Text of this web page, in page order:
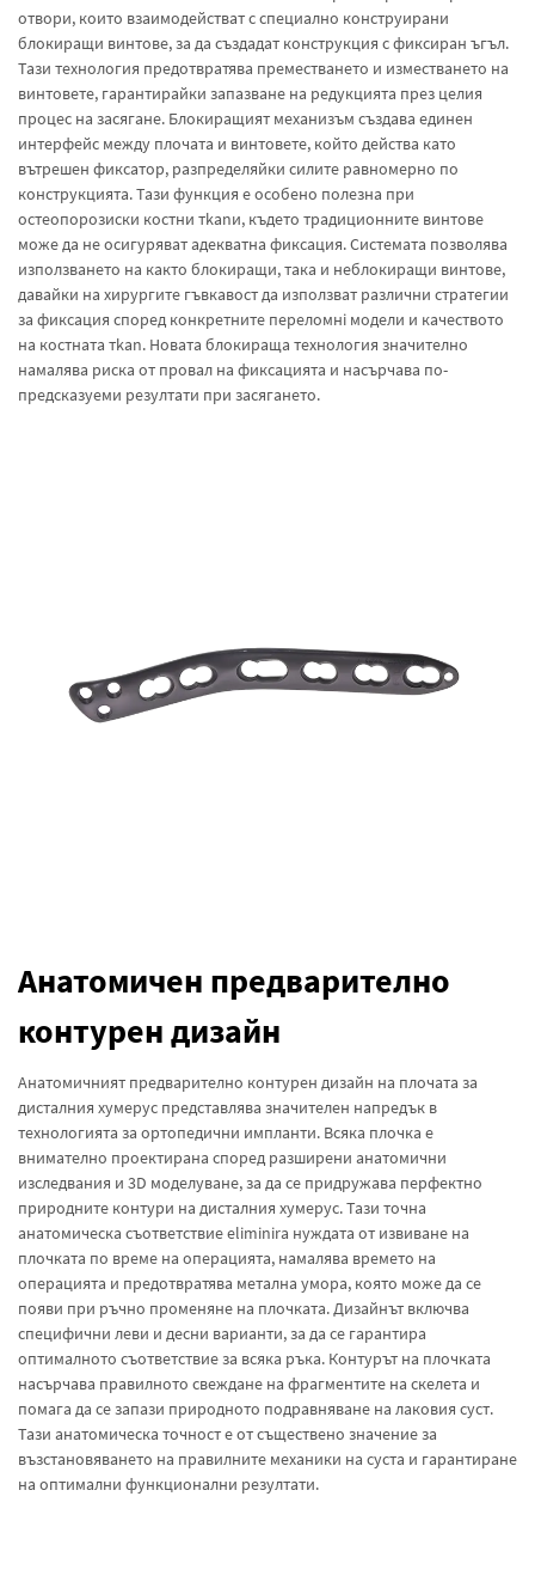
отвори, които взаимодействат с специално конструирани
блокиращи винтове, за да създадат конструкция с фиксиран ъгъл.
Тази технология предотвратява преместването и изместването на
винтовете, гарантирайки запазване на редукцията през целия
процес на засягане. Блокиращият механизъм създава единен
интерфейс между плочата и винтовете, който действа като
вътрешен фиксатор, разпределяйки силите равномерно по
конструкцията. Тази функция е особено полезна при
остеопорозиски костни тkanи, където традиционните винтове
може да не осигуряват адекватна фиксация. Системата позволява
използването на както блокиращи, така и неблокиращи винтове,
давайки на хирургите гъвкавост да използват различни стратегии
за фиксация според конкретните переломнi модели и качеството
на костната тkan. Новата блокираща технология значително
намалява риска от провал на фиксацията и насърчава по-
предсказуеми резултати при засягането.
Анатомичен предварително
контурен дизайн
Анатомичният предварително контурен дизайн на плочата за
дисталния хумерус представлява значителен напредък в
технологията за ортопедични импланти. Всяка плочка е
внимателно проектирана според разширени анатомични
изследвания и 3D моделуване, за да се придружава перфектно
природните контури на дисталния хумерус. Тази точна
анатомическа съответствие eliminira нуждата от извиване на
плочката по време на операцията, намалява времето на
операцията и предотвратява метална умора, която може да се
появи при ръчно променяне на плочката. Дизайнът включва
специфични леви и десни варианти, за да се гарантира
оптималното съответствие за всяка ръка. Контурът на плочката
насърчава правилното свеждане на фрагментите на скелета и
помага да се запази природното подравняване на лаковия суст.
Тази анатомическа точност е от съществено значение за
възстановяването на правилните механики на суста и гарантиране
на оптимални функционални резултати.